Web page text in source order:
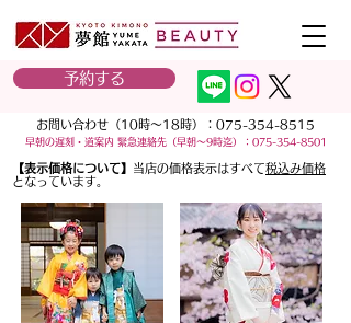
予約する
お問い合わせ（10時～18時）： 075-354-8515
早朝の遅刻・道案内 緊急連絡先（早朝～9時迄）： 075-354-8501
​【表示価格について】 当店の価格表示はすべて税込み価格
となっています。